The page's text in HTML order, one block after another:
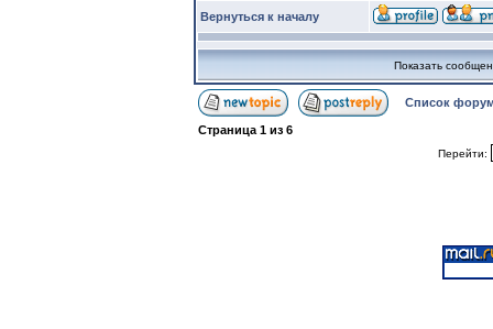
Вернуться к началу
Показать
Список
Страница 1 из 6
Перейти: